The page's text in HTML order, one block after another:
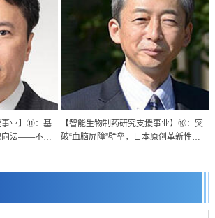
事业】⑪：基
向法——不使
【智能生物制药研究支援事业】⑩：突
破“血脑屏障”壁垒，日本原创革新性
AI的不可控性——中央大学平野晋教授专访
同研究强化新类别，促进青年研究人员赴海外开